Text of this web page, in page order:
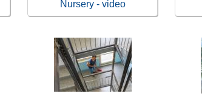
Nursery - video